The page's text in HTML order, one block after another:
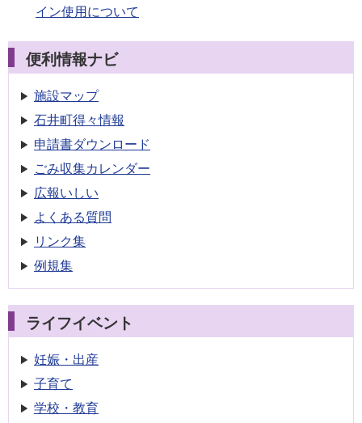
イン使用について
便利情報ナビ
施設マップ
石井町得々情報
申請書ダウンロード
ごみ収集カレンダー
広報いしい
よくある質問
リンク集
例規集
ライフイベント
妊娠・出産
子育て
学校・教育